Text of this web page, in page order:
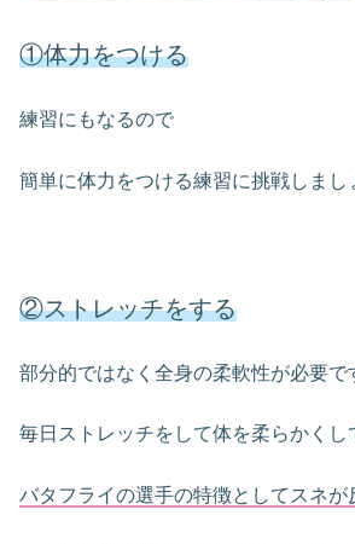
①体力をつける
練習にもなるので
簡単に体力をつける練習に挑戦しまし
②ストレッチをする
部分的ではなく全身の柔軟性が必要で
毎日ストレッチをして体を柔らかくし
バタフライの選手の特徴としてスネが